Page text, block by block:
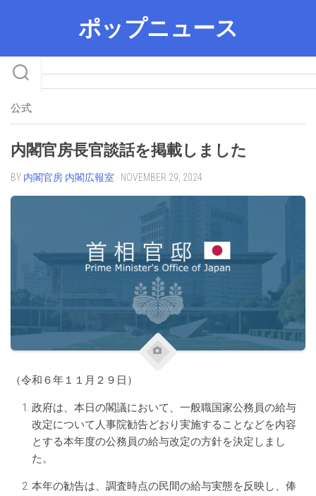
ポップニュース
公式
内閣官房長官談話を掲載しました
BY 内閣官房 内閣広報室 · NOVEMBER 29, 2024
（令和６年１１月２９日）
政府は、本日の閣議において、一般職国家公務員の給与
改定について人事院勧告どおり実施することなどを内容
とする本年度の公務員の給与改定の方針を決定しまし
た。
本年の勧告は、調査時点の民間の給与実態を反映し、俸